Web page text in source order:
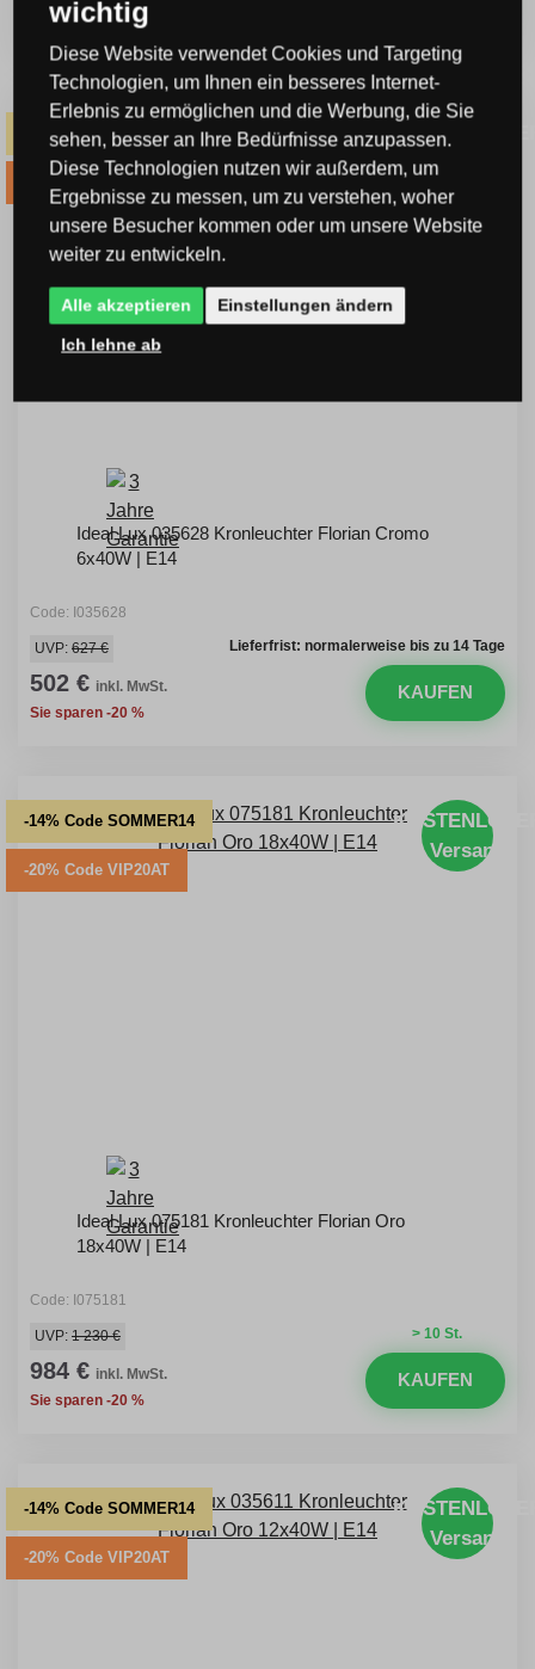
Sie sparen -20 %
-14% Code SOMMER14
-20% Code VIP20AT
Versand
Ideal Lux 035628 Kronleuchter Florian Cromo
6x40W | E14
Code: I035628
Lieferfrist: normalerweise bis zu 14 Tage
UVP: 627 €
502 € inkl. MwSt.
Sie sparen -20 %
KAUFEN
-14% Code SOMMER14
-20% Code VIP20AT
Versand
Ideal Lux 075181 Kronleuchter Florian Oro
18x40W | E14
Code: I075181
> 10 St.
UVP: 1 230 €
984 € inkl. MwSt.
Sie sparen -20 %
KAUFEN
-14% Code SOMMER14
-20% Code VIP20AT
Versand
wichtig
Diese Website verwendet Cookies und Targeting
Technologien, um Ihnen ein besseres Internet-
Erlebnis zu ermöglichen und die Werbung, die Sie
sehen, besser an Ihre Bedürfnisse anzupassen.
Diese Technologien nutzen wir außerdem, um
Ergebnisse zu messen, um zu verstehen, woher
unsere Besucher kommen oder um unsere Website
weiter zu entwickeln.
Alle akzeptieren Einstellungen ändern
Ich lehne ab